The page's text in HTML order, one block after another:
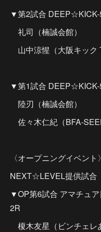
▼第2試合 DEEP☆KICK-
礼司（楠誠会館）
山中涼惺（大阪キック
▼第1試合 DEEP☆KICK-
陸刃（楠誠会館）
佐々木仁紀（BFA-
〈オープニングイベント〉
NEXT☆LEVEL提供試合
▼OP第6試合 アマチュ
2R
榎木友星（ビンチェレ